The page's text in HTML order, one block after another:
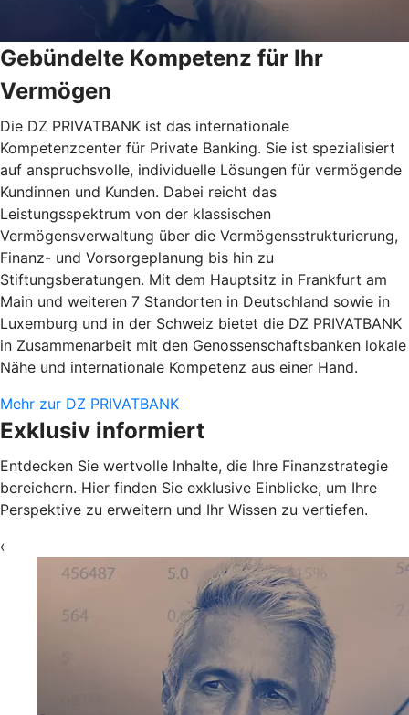
Gebündelte Kompetenz für Ihr
Vermögen
Die DZ PRIVATBANK ist das internationale
Kompetenzcenter für Private Banking. Sie ist spezialisiert
auf anspruchsvolle, individuelle Lösungen für vermögende
Kundinnen und Kunden. Dabei reicht das
Leistungsspektrum von der klassischen
Vermögensverwaltung über die Vermögensstrukturierung,
Finanz- und Vorsorgeplanung bis hin zu
Stiftungsberatungen. Mit dem Hauptsitz in Frankfurt am
Main und weiteren 7 Standorten in Deutschland sowie in
Luxemburg und in der Schweiz bietet die DZ PRIVATBANK
in Zusammenarbeit mit den Genossenschaftsbanken lokale
Nähe und internationale Kompetenz aus einer Hand.
Mehr zur DZ PRIVATBANK
Exklusiv informiert
Entdecken Sie wertvolle Inhalte, die Ihre Finanzstrategie
bereichern. Hier finden Sie exklusive Einblicke, um Ihre
Perspektive zu erweitern und Ihr Wissen zu vertiefen.
‹